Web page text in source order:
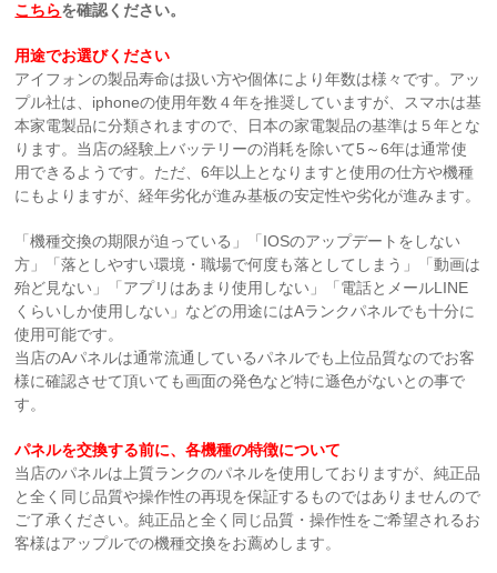
こちらを確認ください。
用途でお選びください
アイフォンの製品寿命は扱い方や個体により年数は様々です。アッ
プル社は、iphoneの使用年数４年を推奨していますが、スマホは基
本家電製品に分類されますので、日本の家電製品の基準は５年とな
ります。当店の経験上バッテリーの消耗を除いて5～6年は通常使
用できるようです。ただ、6年以上となりますと使用の仕方や機種
にもよりますが、経年劣化が進み基板の安定性や劣化が進みます。
「機種交換の期限が迫っている」「IOSのアップデートをしない
方」「落としやすい環境・職場で何度も落としてしまう」「動画は
殆ど見ない」「アプリはあまり使用しない」「電話とメールLINE
くらいしか使用しない」などの用途にはAランクパネルでも十分に
使用可能です。
当店のAパネルは通常流通しているパネルでも上位品質なのでお客
様に確認させて頂いても画面の発色など特に遜色がないとの事で
す。
パネルを交換する前に、各機種の特徴について
当店のパネルは上質ランクのパネルを使用しておりますが、純正品
と全く同じ品質や操作性の再現を保証するものではありませんので
ご了承ください。純正品と全く同じ品質・操作性をご希望されるお
客様はアップルでの機種交換をお薦めします。